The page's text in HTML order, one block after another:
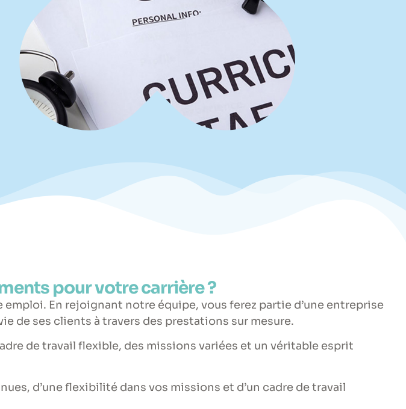
pour votre carrière ?
emploi. En rejoignant notre équipe, vous ferez partie d’une entreprise
de ses clients à travers des prestations sur mesure.
de travail flexible, des missions variées et un véritable esprit
d’une flexibilité dans vos missions et d’un cadre de travail